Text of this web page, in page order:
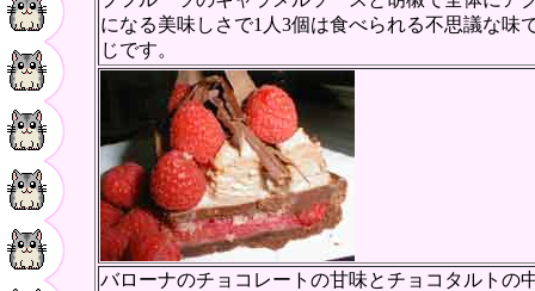
になる美味しさで1人3個は食べられる不思議な味
じです。
バローナのチョコレートの甘味とチョコタルトの